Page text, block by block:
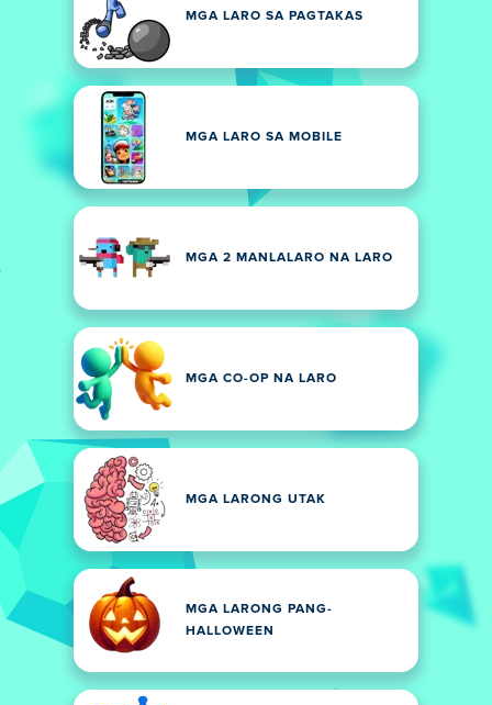
MGA LARO SA PAGTAKAS
MGA LARO SA MOBILE
MGA 2 MANLALARO NA LARO
MGA CO-OP NA LARO
MGA LARONG UTAK
MGA LARONG PANG-
HALLOWEEN